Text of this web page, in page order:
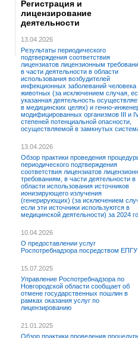
Регистрация и
лицензирование
деятельности
13.04.2026
Результаты периодического
подтверждения соответствия
лицензиатов лицензионным
в части деятельности в области
использования возбудителей
инфекционных заболеваний человека
животных (за исключением случая,
указанная деятельность
в медицинских целях) и генно-
модифицированных организмов III и
степеней потенциальной опасности,
осуществляемой в замкнутых
13.04.2026
Обзор практики проведения
периодического подтверждения
соответствия лицензиатов
требованиям, в части деятельности в
области использования источников
ионизирующего излучения
(генерирующих) (за исключением
если эти источники используются в
медицинской деятельности) за 2024
10.04.2026
О предоставлении услуг
Роспотребнадзора посредством ЕПГУ
15.07.2025
Управление Роспотребнадзора по
Новгородской области сообщает об
отмене государственных пошлин в
рамках оказания услуг по
лицензированию
21.01.2025
Обзор практики проведения